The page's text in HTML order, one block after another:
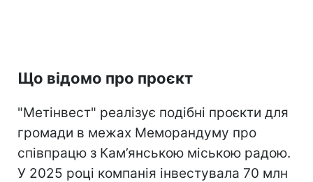
Що відомо про проєкт
"Метінвест" реалізує подібні проєкти для
громади в межах Меморандуму про
співпрацю з Кам’янською міською радою.
У 2025 році компанія інвестувала 70 млн